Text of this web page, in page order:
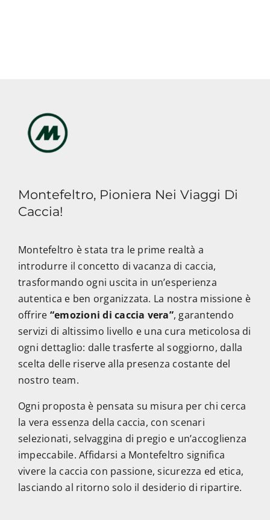
Montefeltro, Pioniera Nei Viaggi Di
Caccia!
Montefeltro è stata tra le prime realtà a
introdurre il concetto di vacanza di caccia,
trasformando ogni uscita in un’esperienza
autentica e ben organizzata. La nostra missione è
offrire “emozioni di caccia vera”, garantendo
servizi di altissimo livello e una cura meticolosa di
ogni dettaglio: dalle trasferte al soggiorno, dalla
scelta delle riserve alla presenza costante del
nostro team.
Ogni proposta è pensata su misura per chi cerca
la vera essenza della caccia, con scenari
selezionati, selvaggina di pregio e un’accoglienza
impeccabile. Affidarsi a Montefeltro significa
vivere la caccia con passione, sicurezza ed etica,
lasciando al ritorno solo il desiderio di ripartire.